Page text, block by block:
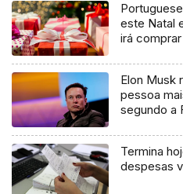
este Natal
irá
Elon Musk
pessoa
segundo a
Termina
despesas